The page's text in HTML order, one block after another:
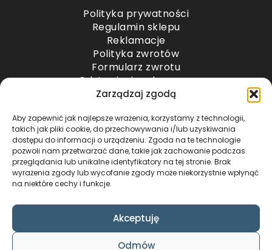
Zarządzaj zgodą
Aby zapewnić jak najlepsze wrażenia, korzystamy z technologii,
takich jak pliki cookie, do przechowywania i/lub uzyskiwania
dostępu do informacji o urządzeniu. Zgoda na te technologie
pozwoli nam przetwarzać dane, takie jak zachowanie podczas
przeglądania lub unikalne identyfikatory na tej stronie. Brak
wyrażenia zgody lub wycofanie zgody może niekorzystnie wpłynąć
na niektóre cechy i funkcje.
Akceptuję
Odmów
Polityka prywatności
Regulamin sklepu
Reklamacje
Polityka zwrotów
Formularz zwrotu
Odstąpienie od umowy
Odstąpienie od umowy – przesyłki paletowe
METODY PŁATNOŚCI
COPYRIGHT © 2024 by ADWENTO ŁUKASZ
WIECZOREK / ALL RIGHTS RESERVED